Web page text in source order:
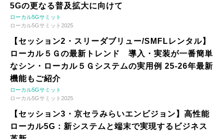
5Gの更なる普及拡大に向けて
ローカル5Gサミット
ローカル5Gサミット2025
【セッション2・スリーダブリュー/SMFLレンタル】
ローカル５Ｇの最新トレンド 導入・実装が一番簡単
なシン・ローカル５Ｇシステムの実用例 25-26年最新
機能もご紹介
ローカル5Gサミット
ローカル5Gサミット2025
【セッション3・京セラみらいエンビジョン】高性能
ローカル5G：新システムと端末で実現するビジネス